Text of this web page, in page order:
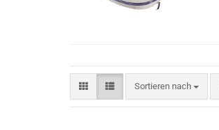
Sortieren nach
Sortieren nach